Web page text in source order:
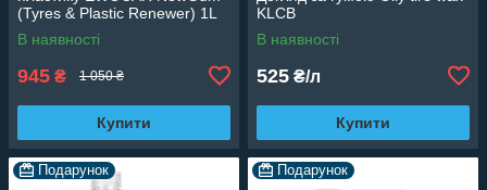
(Tyres & Plastic Renewer) 1L
В наявності
945 ₴ 1 050 ₴
Купити
KLCB
В наявності
525 ₴/л
Купити
Подарунок Подарунок